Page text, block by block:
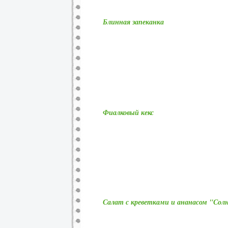
Блинная запеканка
Фиалковый кекс
Салат с креветками и ананасом